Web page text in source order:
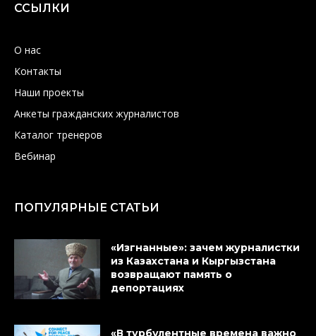
ССЫЛКИ
О нас
Контакты
Наши проекты
Анкеты гражданских журналистов
Каталог тренеров
Вебинар
ПОПУЛЯРНЫЕ СТАТЬИ
«Изгнанные»: зачем журналистки
из Казахстана и Кыргызстана
возвращают память о
депортациях
«В турбулентные времена важно